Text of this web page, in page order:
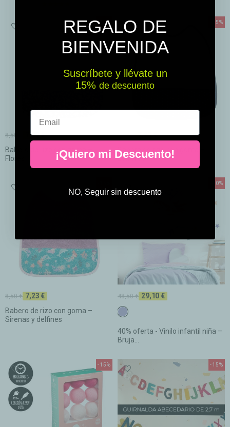
Babero de rizo con goma –
Flores
8,50 € 7,23 €
-15%
Babero de rizo con goma –
Estrellas
8,50 € 7,23 €
-15%
Babero de rizo con goma –
Sirenas y delfines
8,50 € 7,23 €
40% oferta - Vinilo infantil niña –
Bruja...
48,50 € 29,10 €
c12 Lavanda
-40%
-15% -15%
REGALO DE
BIENVENIDA
Suscríbete y llévate un
15% ​​ de descuento
Email
¡Quiero mi Descuento!
NO, Seguir sin descuento